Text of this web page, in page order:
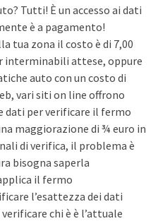
Tutti! È un accesso ai dati
è a pagamento!
tua zona il costo è di 7,00
interminabili attese, oppure
auto con un costo di
vari siti on line offrono
dati per verificare il fermo
maggiorazione di ¾ euro in
di verifica, il problema è
bisogna saperla
il fermo
l’esattezza dei dati
chi è è l’attuale